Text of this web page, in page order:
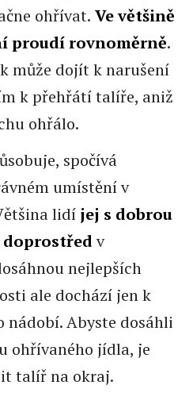
ohřívat. Ve většině
proudí rovnoměrně.
může dojít k narušení
k přehřátí talíře, aniž
ohřálo.
spočívá
umístění v
lidí jej s dobrou
v
nejlepších
ale dochází jen k
nádobí. Abyste dosáhli
ohřívaného jídla, je
talíř na okraj.